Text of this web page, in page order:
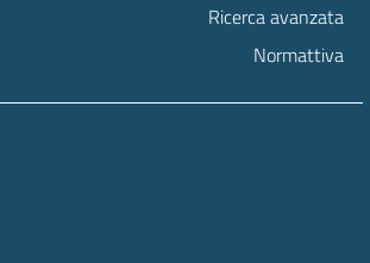
Ricerca avanzata
Normattiva